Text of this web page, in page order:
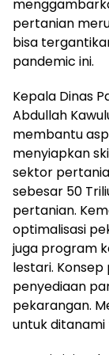
pertanian
bisa
pandemic ini.
Kepala Dinas
Abdullah
membantu
menyiapkan
sektor
sebesar 50
pertanian.
optimalisasi
juga program
lestari.
penyediaan
pekarangan.
untuk